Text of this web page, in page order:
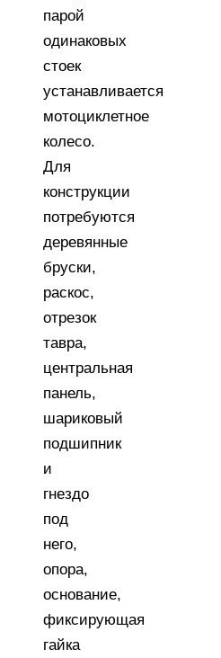
парой
одинаковых
стоек
устанавливается
мотоциклетное
колесо.
Для
конструкции
потребуются
деревянные
бруски,
раскос,
отрезок
тавра,
центральная
панель,
шариковый
подшипник
и
гнездо
под
него,
опора,
основание,
фиксирующая
гайка